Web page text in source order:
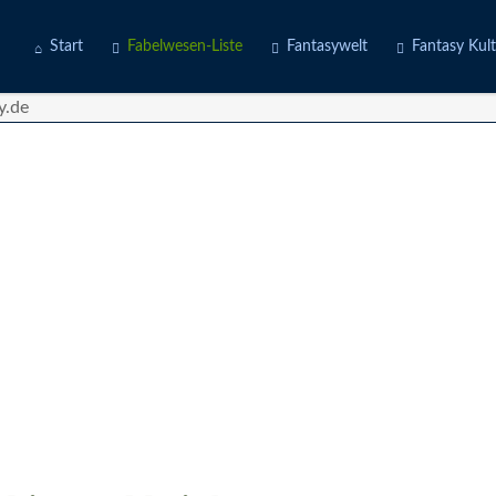
Start Fabelwesen-Liste Fantasywelt Fantasy